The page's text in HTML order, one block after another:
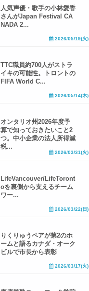
人気声優・歌手の小林愛香
さんがJapan Festival CA
NADA 2...
2026/05/19(火)
TTC職員約700人がストラ
イキの可能性。トロントの
FIFA World C...
2026/05/14(木)
オンタリオ州2026年度予
算で知っておきたいこと2
つ。中小企業の法人所得減
税...
2026/03/31(火)
LifeVancouver/LifeToront
oを裏側から支えるチーム
ワー...
2026/03/22(日)
りくりゅうペアが第2のホ
ームと語るカナダ・オーク
ビルで市長から表彰
2026/03/17(火)